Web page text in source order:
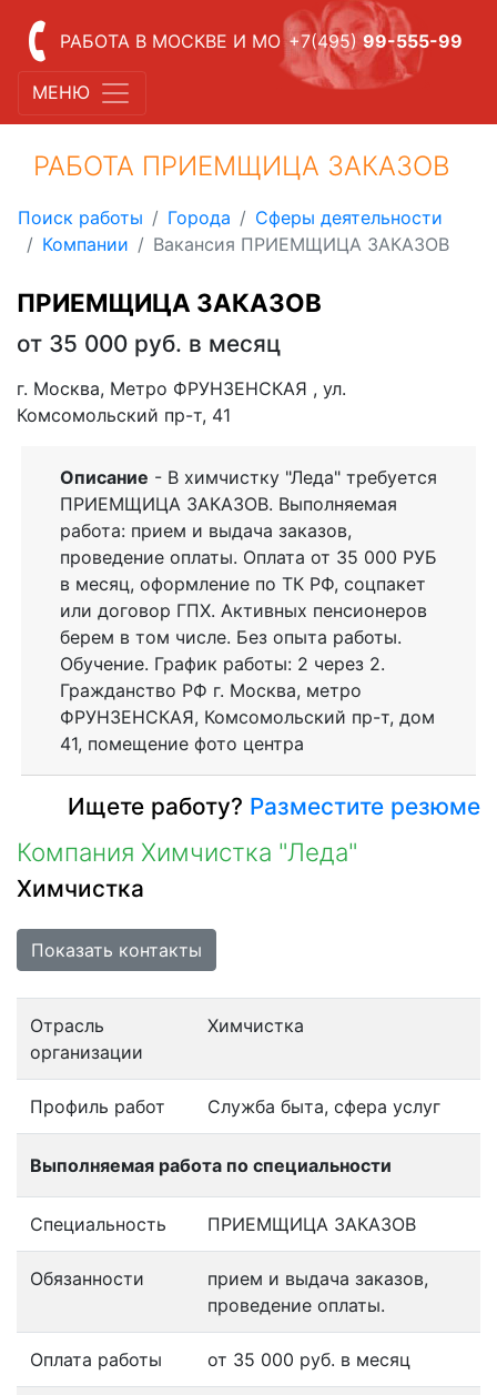
РАБОТА В МОСКВЕ И МО +7(495) 99-555-99
МЕНЮ
РАБОТА ПРИЕМЩИЦА ЗАКАЗОВ
Поиск работы Города
Сферы деятельности
Компании
Вакансия ПРИЕМЩИЦА ЗАКАЗОВ
ПРИЕМЩИЦА ЗАКАЗОВ
от 35 000 руб. в месяц
г. Москва, Метро ФРУНЗЕНСКАЯ , ул.
Комсомольский пр-т, 41
Описание - В химчистку "Леда" требуется
ПРИЕМЩИЦА ЗАКАЗОВ. Выполняемая
работа: прием и выдача заказов,
проведение оплаты. Оплата от 35 000 РУБ
в месяц, оформление по ТК РФ, соцпакет
или договор ГПХ. Активных пенсионеров
берем в том числе. Без опыта работы.
Обучение. График работы: 2 через 2.
Гражданство РФ г. Москва, метро
ФРУНЗЕНСКАЯ, Комсомольский пр-т, дом
41, помещение фото центра
Ищете работу? Разместите резюме
Компания Химчистка "Леда"
Химчистка
Показать контакты
Отрасль
организации
Химчистка
Профиль работ Служба быта, сфера услуг
Выполняемая работа по специальности
Специальность ПРИЕМЩИЦА ЗАКАЗОВ
Обязанности
прием и выдача заказов,
проведение оплаты.
Оплата работы от 35 000 руб. в месяц